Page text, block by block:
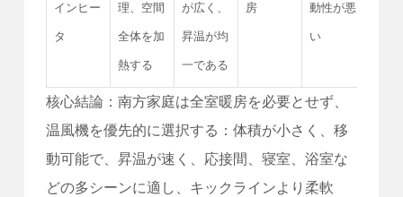
インヒー
タ
理、空間
全体を加
熱する
が広く、
昇温が均
一である
房 動性が悪
い
核心結論：南方家庭は全室暖房を必要とせず、
温風機を優先的に選択する：体積が小さく、移
動可能で、昇温が速く、応接間、寝室、浴室な
どの多シーンに適し、キックラインより柔軟